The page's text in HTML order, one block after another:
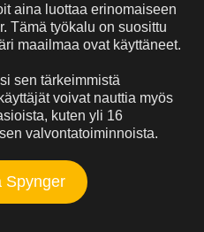
aina luottaa erinomaiseen
Tämä työkalu on suosittu
maailmaa ovat käyttäneet.
sen tärkeimmistä
voivat nauttia myös
kuten yli 16
valvontatoiminnoista.
Spynger